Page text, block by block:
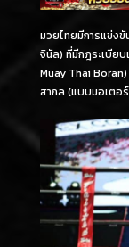
มวยไทยมีการแข่ง
จินัล) ที่มีกฎระเบีย
Muay Thai Boran)
สากล (แบบมอเตอร์